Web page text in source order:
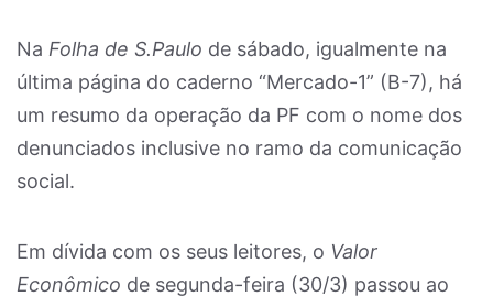
Na Folha de S.Paulo de sábado, igualmente na
última página do caderno “Mercado-1” (B-7), há
um resumo da operação da PF com o nome dos
denunciados inclusive no ramo da comunicação
social.
Em dívida com os seus leitores, o Valor
Econômico de segunda-feira (30/3) passou ao